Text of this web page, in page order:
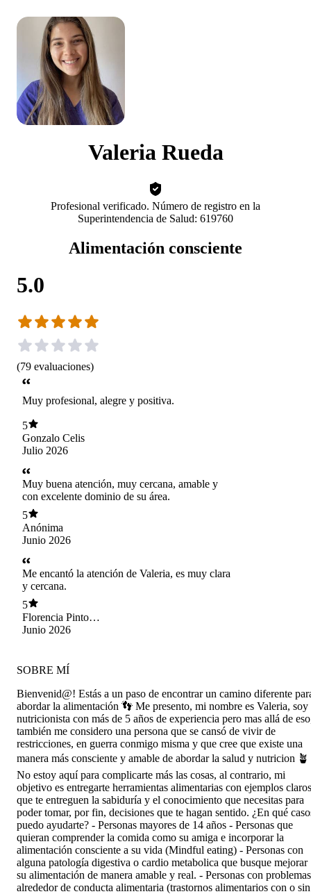
Valeria Rueda
Profesional verificado. Número de registro en la
Superintendencia de Salud: 619760
Alimentación consciente
5.0
(79 evaluaciones)
Muy profesional, alegre y positiva.
5
Gonzalo Celis
Julio 2026
Muy buena atención, muy cercana, amable y
con excelente dominio de su área.
5
Anónima
Junio 2026
Me encantó la atención de Valeria, es muy clara
y cercana.
5
Florencia Pinto
Troncoso
Junio 2026
SOBRE MÍ
Bienvenid@! Estás a un paso de encontrar un camino diferente
abordar la alimentación 👣 Me presento, mi nombre es Valeria, soy
nutricionista con más de 5 años de experiencia pero mas allá de
también me considero una persona que se cansó de vivir de
restricciones, en guerra conmigo misma y que cree que existe una
manera más consciente y amable de abordar la salud y nutricion 🪴
No estoy aquí para complicarte más las cosas, al contrario, mi
objetivo es entregarte herramientas alimentarias con ejemplos
que te entreguen la sabiduría y el conocimiento que necesitas para
poder tomar, por fin, decisiones que te hagan sentido. ¿En qué
puedo ayudarte? - Personas mayores de 14 años - Personas que
quieran comprender la comida como su amiga e incorporar la
alimentación consciente a su vida (Mindful eating) - Personas con
alguna patología digestiva o cardio metabolica que busque mejorar
su alimentación de manera amable y real. - Personas con problemas
alrededor de conducta alimentaria (trastornos alimentarios con o sin